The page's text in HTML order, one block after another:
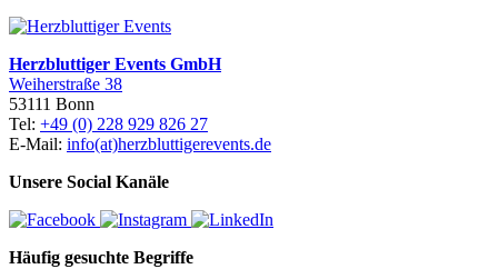
Herzbluttiger Events GmbH
Weiherstraße 38
53111 Bonn
Tel: +49 (0) 228 929 826 27
E-Mail: info(at)herzbluttigerevents.de
Unsere Social Kanäle
Häufig gesuchte Begriffe